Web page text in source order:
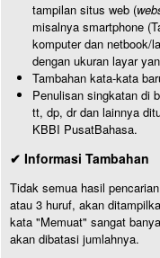
tampilan situs web (
misalnya smartphone
komputer dan netbook/
dengan ukuran layar
Tambahan kata-kata
Penulisan singkatan di
tt, dp, dr dan lainnya
KBBI PusatBahasa.
✔ Informasi Tambahan
Tidak semua hasil
atau 3 huruf, akan
kata "Memuat" sangat
akan dibatasi jumlahnya.